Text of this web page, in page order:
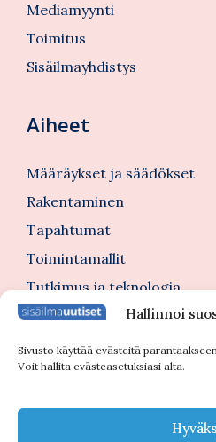
Hallinnoi
Sivusto käyttää evästeitä
Voit hallita evästeasetuksiasi alta.
Mediamyynti
Toimitus
Sisäilmayhdistys
Aiheet
Määräykset ja säädökset
Rakentaminen
Tapahtumat
Toimintamallit
Tutkimus ja teknologia
Tutustu myös